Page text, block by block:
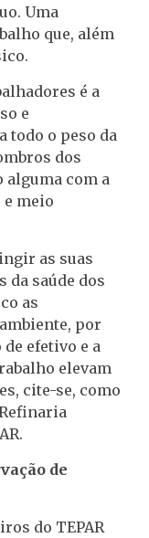
Uma
que, além
é a
e
todo o peso da
dos
alguma com a
e meio
as suas
da saúde dos
as
por
efetivo e a
elevam
cite-se, como
de
do TEPAR